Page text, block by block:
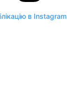
в Instagram